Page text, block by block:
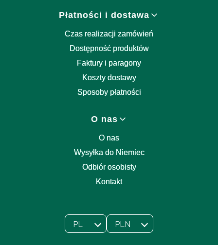
Płatności i dostawa
Czas realizacji zamówień
Dostępność produktów
Faktury i paragony
Koszty dostawy
Sposoby płatności
O nas
O nas
Wysyłka do Niemiec
Odbiór osobisty
Kontakt
Wybrany język:
PL
polski Wybrana waluta:
PLN